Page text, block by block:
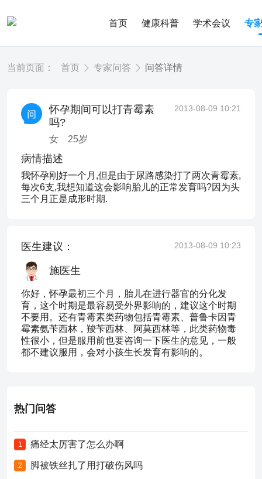
首页 健康科普 学术会议 专
当前页面： 首页 专家问答 问答详情
怀孕期间可以打青霉素
吗?
女 25岁
2013-08-09 10:21
病情描述
我怀孕刚好一个月,但是由于尿路感染打了两次青霉素,
每次6支,我想知道这会影响胎儿的正常发育吗?因为头
三个月正是成形时期.
医生建议： 2013-08-09 10:23
施医生
你好，怀孕最初三个月，胎儿在进行器官的分化发
育，这个时期是最容易受外界影响的，建议这个时期
不要用。还有青霉素类药物包括青霉素、普鲁卡因青
霉素氨苄西林，羧苄西林、阿莫西林等，此类药物毒
性很小，但是服用前也要咨询一下医生的意见，一般
都不建议服用，会对小孩生长发育有影响的。
热门问答
1 痛经太厉害了怎么办啊
2 脚被铁丝扎了用打破伤风吗